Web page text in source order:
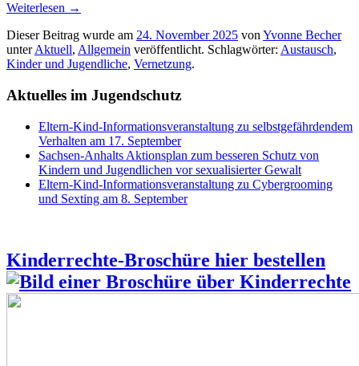
Weiterlesen →
Dieser Beitrag wurde am 24. November 2025 von Yvonne Becher
unterAktuell, Allgemein veröffentlicht. Schlagwörter: Austausch,
Kinder und Jugendliche, Vernetzung.
Aktuelles im Jugendschutz
Eltern-Kind-Informationsveranstaltung zu selbstgefährdendem
Verhalten am 17. September
Sachsen-Anhalts Aktionsplan zum besseren Schutz von
Kindern und Jugendlichen vor sexualisierter Gewalt
Eltern-Kind-Informationsveranstaltung zu Cybergrooming
und Sexting am 8. September
Kinderrechte-Broschüre hier bestellen